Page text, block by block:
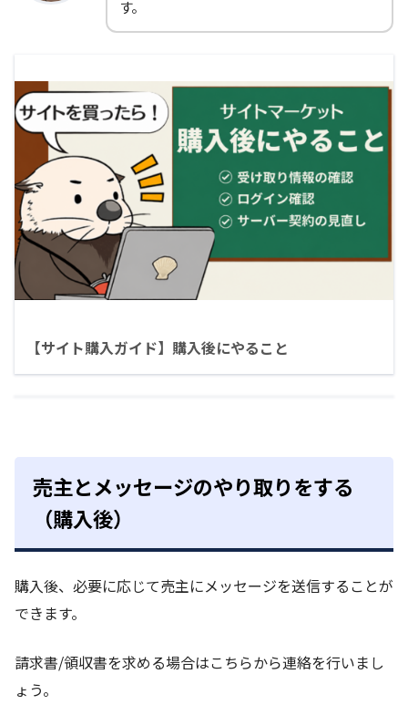
す。
【サイト購入ガイド】購入後にやること
売主とメッセージのやり取りをする
（購入後）
購入後、必要に応じて売主にメッセージを送信することが
できます。
請求書/領収書を求める場合はこちらから連絡を行いまし
ょう。